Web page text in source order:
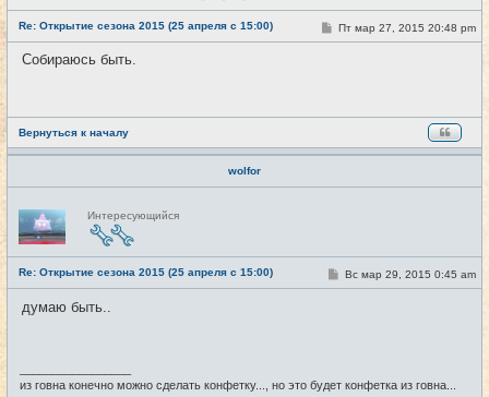
е
т
и
Re: Открытие сезона 2015 (25 апреля с 15:00) #18
С
о
и
Пт мар 27, 2015 20:48 pm
Собираюсь быть.
Вернуться к началу
wolfor
Н
е
в
с
е
т
и
Интересующийся
Re: Открытие сезона 2015 (25 апреля с 15:00) #19
С
о
Вс мар 29, 2015 0:45 am
думаю быть..
из говна конечно можно сделать конфетку..., но это будет конфетка из говна...